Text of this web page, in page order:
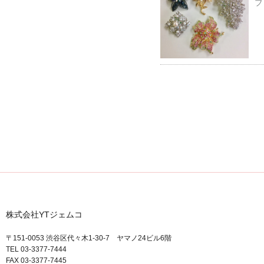
株式会社YTジェムコ
〒151-0053 渋谷区代々木1-30-7 ヤマノ24ビル6階
TEL 03-3377-7444
FAX 03-3377-7445